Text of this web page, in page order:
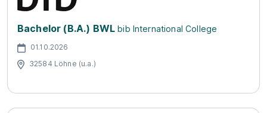
Bachelor (B.A.) BWLbib International College
01.10.2026
32584 Löhne (u.a.)